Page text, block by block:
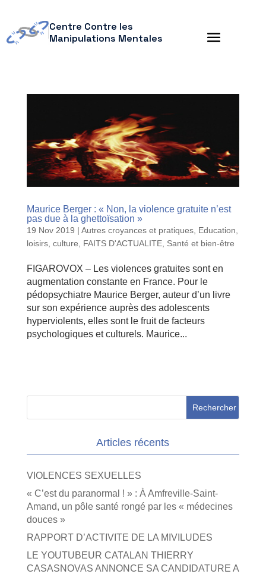
Centre Contre les
Manipulations Mentales
Maurice Berger : « Non, la violence gratuite n’est
pas due à la ghettoïsation »
19 Nov 2019 | Autres croyances et pratiques, Education,
loisirs, culture
FAITS D'ACTUALITE, Santé et bien-être
FIGAROVOX – Les violences gratuites sont en
augmentation constante en France. Pour le
pédopsychiatre Maurice Berger, auteur d’un livre
sur son expérience auprès des adolescents
hyperviolents, elles sont le fruit de facteurs
psychologiques et culturels. Maurice...
Articles récents
VIOLENCES SEXUELLES
« C’est du paranormal ! » : À Amfreville-Saint-
Amand, un pôle santé rongé par les « médecines
douces »
RAPPORT D’ACTIVITE DE LA MIVILUDES
LE YOUTUBEUR CATALAN THIERRY
CASASNOVAS ANNONCE SA CANDIDATURE A